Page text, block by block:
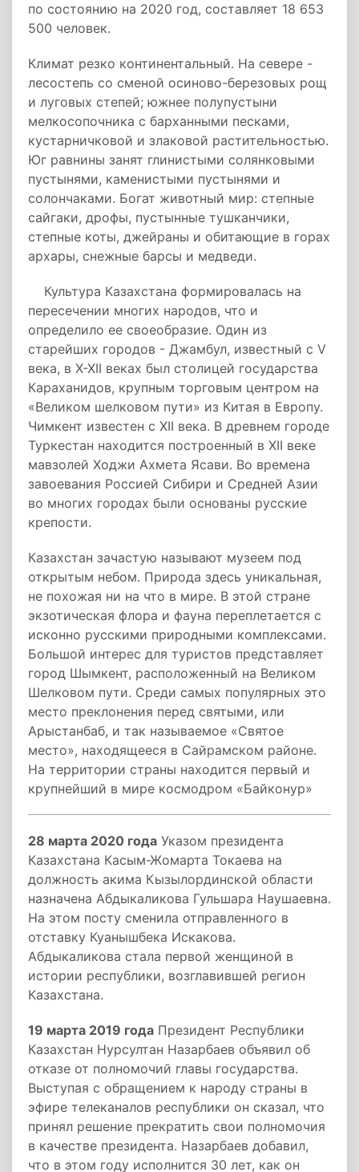
по состоянию на 2020 год, составляет 18 653
500 человек.
Климат резко континентальный. На севере -
лесостепь со сменой осиново-березовых рощ
и луговых степей; южнее полупустыни
мелкосопочника с барханными песками,
кустарничковой и злаковой растительностью.
Юг равнины занят глинистыми солянковыми
пустынями, каменистыми пустынями и
солончаками. Богат животный мир: степные
сайгаки, дрофы, пустынные тушканчики,
степные коты, джейраны и обитающие в горах
архары, снежные барсы и медведи.
Культура Казахстана формировалась на
пересечении многих народов, что и
определило ее своеобразие. Один из
старейших городов - Джамбул, известный с V
века, в X-XII веках был столицей государства
Караханидов, крупным торговым центром на
«Великом шелковом пути» из Китая в Европу.
Чимкент известен с XII века. В древнем городе
Туркестан находится построенный в XII веке
мавзолей Ходжи Ахмета Ясави. Во времена
завоевания Россией Сибири и Средней Азии
во многих городах были основаны русские
крепости.
Казахстан зачастую называют музеем под
открытым небом. Природа здесь уникальная,
не похожая ни на что в мире. В этой стране
экзотическая флора и фауна переплетается с
исконно русскими природными комплексами.
Большой интерес для туристов представляет
город Шымкент, расположенный на Великом
Шелковом пути. Среди самых популярных это
место преклонения перед святыми, или
Арыстанбаб, и так называемое «Святое
место», находящееся в Сайрамском районе.
На территории страны находится первый и
крупнейший в мире космодром «Байконур»
28 марта 2020 года Указом президента
Казахстана Касым-Жомарта Токаева на
должность акима Кызылординской области
назначена Абдыкаликова Гульшара Наушаевна.
На этом посту сменила отправленного в
отставку Куанышбека Искакова.
Абдыкаликова стала первой женщиной в
истории республики, возглавившей регион
Казахстана.
19 марта 2019 года Президент Республики
Казахстан Нурсултан Назарбаев объявил об
отказе от полномочий главы государства.
Выступая с обращением к народу страны в
эфире телеканалов республики он сказал, что
принял решение прекратить свои полномочия
в качестве президента. Назарбаев добавил,
что в этом году исполнится 30 лет, как он